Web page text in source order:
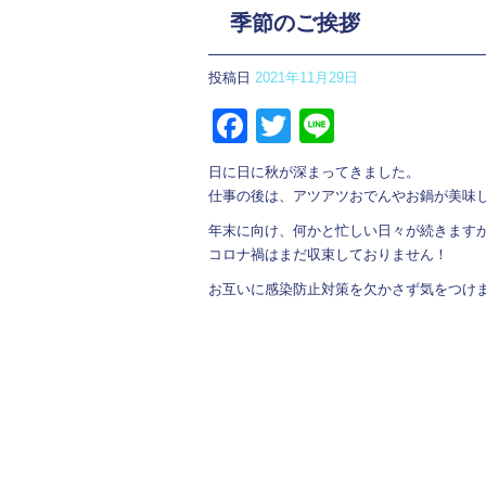
季節のご挨拶
投稿日 2021年11月29日
Facebook
Twitter
日に日に秋が深まってきました。
仕事の後は、アツアツおでんやお鍋が美味
年末に向け、何かと忙しい日々が続きますが
コロナ禍はまだ収束しておりません！
お互いに感染防止対策を欠かさず気をつけ